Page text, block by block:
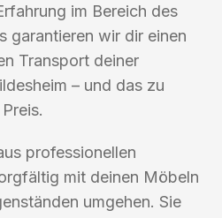
im Bereich des
garantieren wir dir einen
Transport deiner
– und das zu
professionellen
mit deinen Möbeln
umgehen. Sie